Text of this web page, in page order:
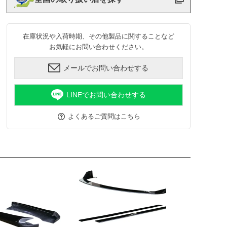
在庫状況や入荷時期、その他製品に関することなど
お気軽にお問い合わせください。
メールでお問い合わせする
LINEでお問い合わせする
よくあるご質問はこちら